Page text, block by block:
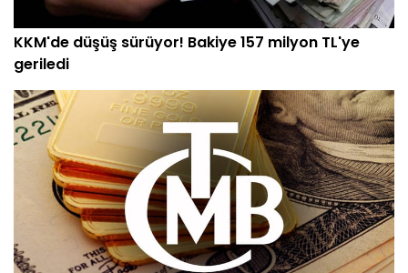
KKM'de düşüş sürüyor! Bakiye 157 milyon TL'ye
geriledi